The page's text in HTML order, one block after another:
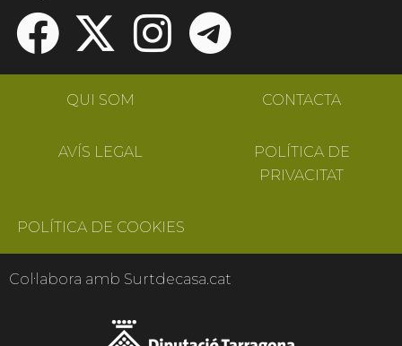
QUI SOM CONTACTA
AVÍS LEGAL
POLÍTICA DE
PRIVACITAT
POLÍTICA DE COOKIES
Col·labora amb Surtdecasa.cat